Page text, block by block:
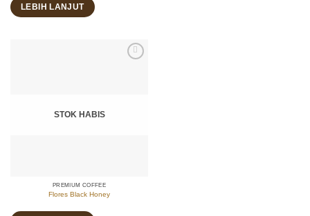
LEBIH LANJUT
STOK HABIS
PREMIUM COFFEE
Flores Black Honey